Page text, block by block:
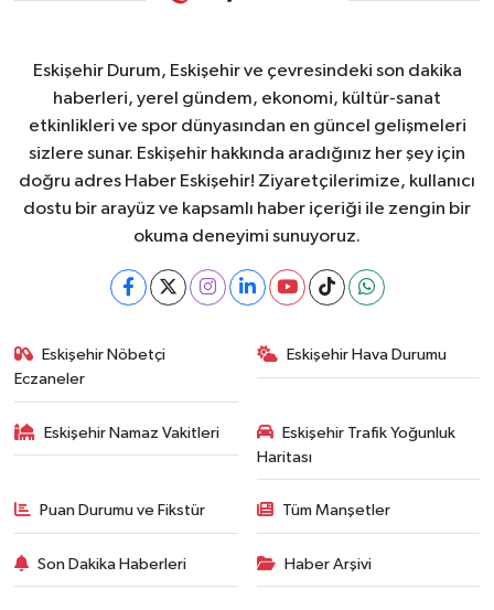
Eskişehir Durum, Eskişehir ve çevresindeki son dakika
haberleri, yerel gündem, ekonomi, kültür-sanat
etkinlikleri ve spor dünyasından en güncel gelişmeleri
sizlere sunar. Eskişehir hakkında aradığınız her şey için
doğru adres Haber Eskişehir! Ziyaretçilerimize, kullanıcı
dostu bir arayüz ve kapsamlı haber içeriği ile zengin bir
okuma deneyimi sunuyoruz.
Eskişehir Nöbetçi
Eczaneler
Eskişehir Hava Durumu
Eskişehir Namaz Vakitleri
Eskişehir Trafik Yoğunluk
Haritası
Puan Durumu ve Fikstür Tüm Manşetler
Son Dakika Haberleri Haber Arşivi